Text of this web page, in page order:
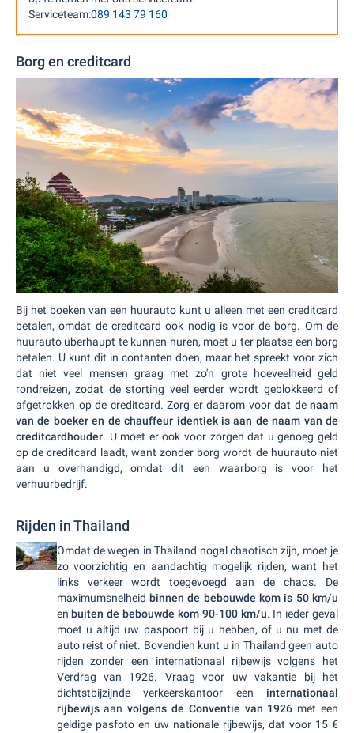
Serviceteam:089 143 79 160
Borg en creditcard
Bij het boeken van een huurauto kunt u alleen met een creditcard
betalen, omdat de creditcard ook nodig is voor de borg. Om de
huurauto überhaupt te kunnen huren, moet u ter plaatse een borg
betalen. U kunt dit in contanten doen, maar het spreekt voor zich
dat niet veel mensen graag met zo'n grote hoeveelheid geld
rondreizen, zodat de storting veel eerder wordt geblokkeerd of
afgetrokken op de creditcard. Zorg er daarom voor dat de naam
van de boeker en de chauffeur identiek is aan de naam van de
creditcardhouder. U moet er ook voor zorgen dat u genoeg geld
op de creditcard laadt, want zonder borg wordt de huurauto niet
aan u overhandigd, omdat dit een waarborg is voor het
verhuurbedrijf.
Rijden in Thailand
Omdat de wegen in Thailand nogal chaotisch zijn, moet je
zo voorzichtig en aandachtig mogelijk rijden, want het
links verkeer wordt toegevoegd aan de chaos. De
maximumsnelheid binnen de bebouwde kom is 50 km/u
en buiten de bebouwde kom 90-100 km/u. In ieder geval
moet u altijd uw paspoort bij u hebben, of u nu met de
auto reist of niet. Bovendien kunt u in Thailand geen auto
rijden zonder een internationaal rijbewijs volgens het
Verdrag van 1926. Vraag voor uw vakantie bij het
dichtstbijzijnde verkeerskantoor een internationaal
rijbewijsaanvolgens de Conventie van 1926 met een
geldige pasfoto en uw nationale rijbewijs, dat voor 15 €